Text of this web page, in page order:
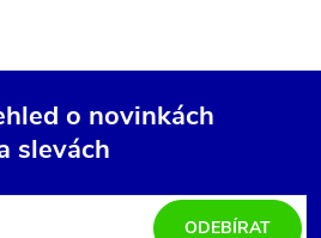
o novinkách
slevách
ODEBÍRAT